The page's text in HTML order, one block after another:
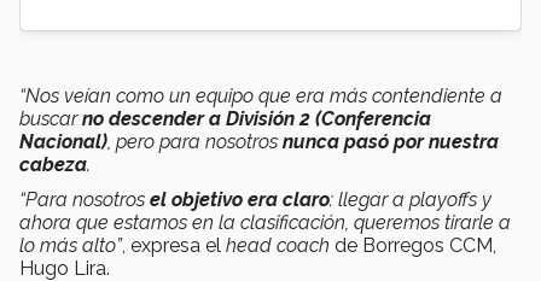
“Nos veían como un equipo que era más contendiente a
buscarno descender a División 2 (Conferencia
Nacional), pero para nosotros nunca pasó por nuestra
cabeza.
“Para nosotros el objetivo era claro: llegar a playoffs y
ahora que estamos en la clasificación, queremos tirarle a
lo más alto”, expresa el head coach de Borregos CCM,
Hugo Lira.